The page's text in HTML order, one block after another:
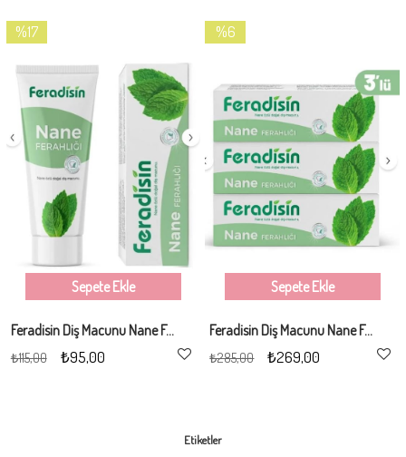
Feradisin Diş Macunu Nane Ferahlığı 90Gr
₺95,00
₺115,00
Sepete Ekle
%17
%17İndirim
Feradisin Diş Macunu Nane Ferahlığı 90Gr - 3 Adet
₺269,00
₺285,00
Sepete Ekle
%6
Etiketler